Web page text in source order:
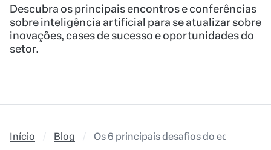
Descubra os principais encontros e conferências
sobre inteligência artificial para se atualizar sobre
inovações, cases de sucesso e oportunidades do
setor.
Início Blog Os 6 principais desafios do educador